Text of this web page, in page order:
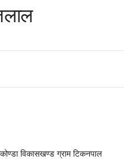
विकासखण्ड ग्राम टिकनपाल